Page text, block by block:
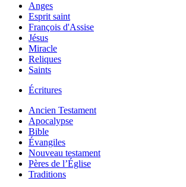
Anges
Esprit saint
François d'Assise
Jésus
Miracle
Reliques
Saints
Écritures
Ancien Testament
Apocalypse
Bible
Évangiles
Nouveau testament
Pères de l’Église
Traditions